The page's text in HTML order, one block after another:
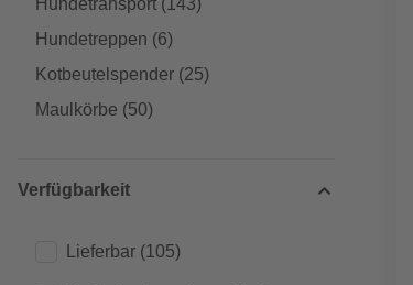
Hundetransport (143)
Hundetreppen (6)
Kotbeutelspender (25)
Maulkörbe (50)
Verfügbarkeit
Lieferbar (105)